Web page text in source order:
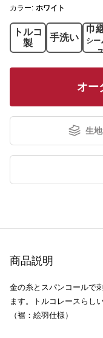
カラー: ホワイト
トルコ
製
手洗い
巾
シー
オー
生
商品説明
金の糸とスパンコールで
ます。トルコレースらし
（裾：絵羽仕様）